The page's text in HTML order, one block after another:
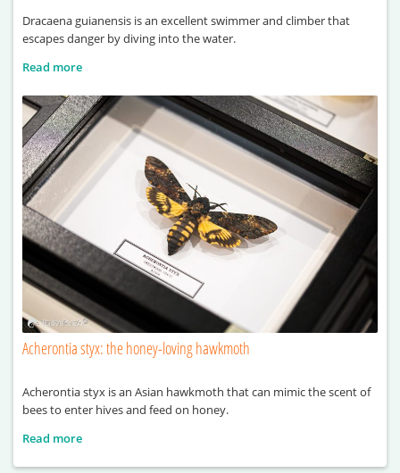
Dracaena guianensis is an excellent swimmer and climber that
escapes danger by diving into the water.
Read more
Acherontia styx: the honey-loving hawkmoth
Acherontia styx is an Asian hawkmoth that can mimic the scent of
bees to enter hives and feed on honey.
Read more